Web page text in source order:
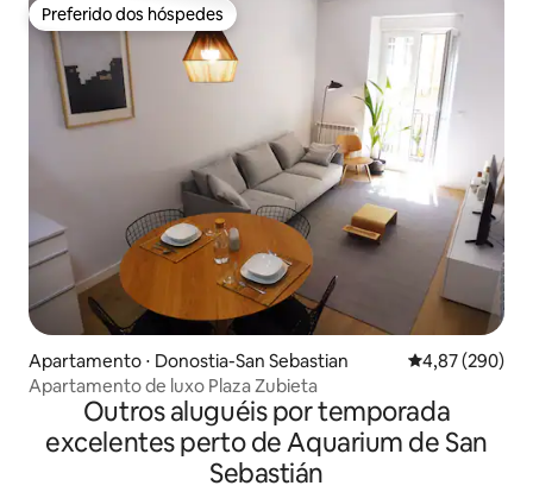
Preferido dos hóspedes
Preferido dos hóspedes
Apartamento ⋅ Donostia-San Sebastian 4,87 de uma
4,87 (290)
Apartamento de luxo Plaza Zubieta
Outros aluguéis por temporada
excelentes perto de Aquarium de San
Sebastián